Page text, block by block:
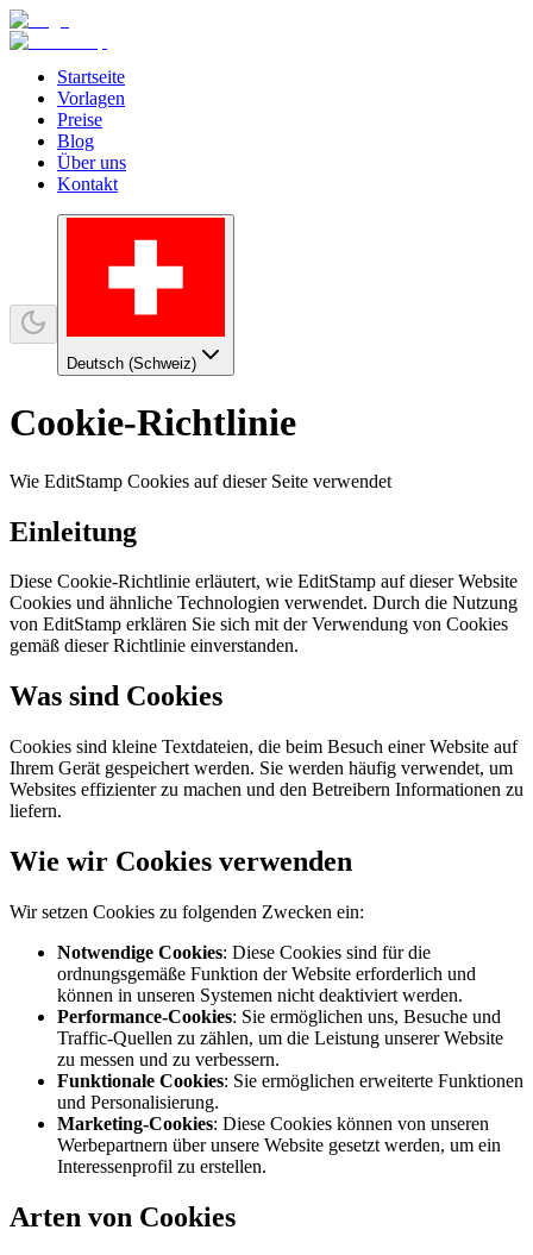
Startseite
Vorlagen
Preise
Blog
Über uns
Kontakt
Deutsch (Schweiz)
Cookie-Richtlinie
Wie EditStamp Cookies auf dieser Seite verwendet
Einleitung
Diese Cookie-Richtlinie erläutert, wie EditStamp auf dieser Website
Cookies und ähnliche Technologien verwendet. Durch die Nutzung
von EditStamp erklären Sie sich mit der Verwendung von Cookies
gemäß dieser Richtlinie einverstanden.
Was sind Cookies
Cookies sind kleine Textdateien, die beim Besuch einer Website auf
Ihrem Gerät gespeichert werden. Sie werden häufig verwendet, um
Websites effizienter zu machen und den Betreibern Informationen zu
liefern.
Wie wir Cookies verwenden
Wir setzen Cookies zu folgenden Zwecken ein:
Notwendige Cookies: Diese Cookies sind für die
ordnungsgemäße Funktion der Website erforderlich und
können in unseren Systemen nicht deaktiviert werden.
Performance-Cookies: Sie ermöglichen uns, Besuche und
Traffic-Quellen zu zählen, um die Leistung unserer Website
zu messen und zu verbessern.
Funktionale Cookies: Sie ermöglichen erweiterte Funktionen
und Personalisierung.
Marketing-Cookies: Diese Cookies können von unseren
Werbepartnern über unsere Website gesetzt werden, um ein
Interessenprofil zu erstellen.
Arten von Cookies